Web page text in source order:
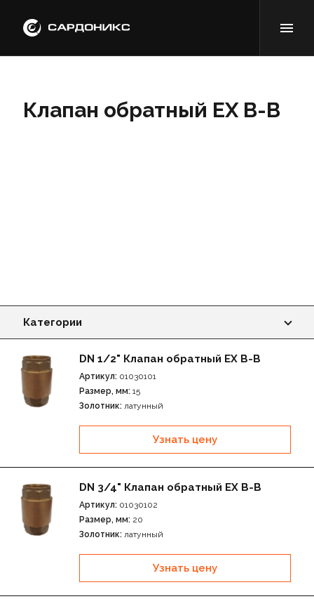
Клапан обратный EX В-В
Категории
Фильтры EX В-В
Клапан обратный EX В-В
Воздухоотводчик автоматический EX
DN 1/2" Клапан обратный EX В-В
Артикул: 01030101
Размер, мм: 15
Золотник: латунный
Узнать цену
DN 3/4" Клапан обратный EX В-В
Артикул: 01030102
Размер, мм: 20
Золотник: латунный
Узнать цену